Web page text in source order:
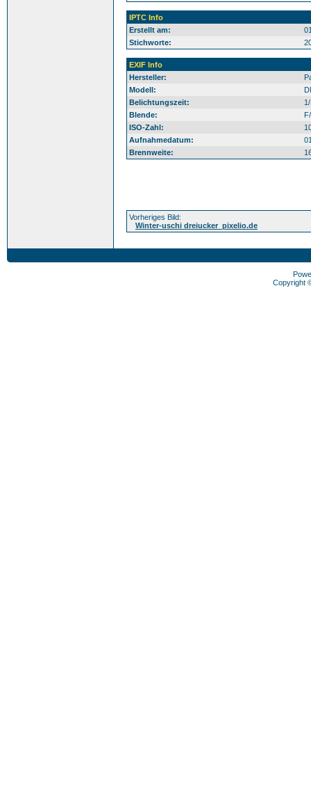
IPTC Info
Erstellt am:
Stichworte:
EXIF Info
Hersteller:
Modell:
Belichtungszeit:
Blende:
ISO-Zahl:
Aufnahmedatum:
Brennweite:
Vorheriges Bild:
Winter-uschi dreiucker_pixelio.de
Copyright